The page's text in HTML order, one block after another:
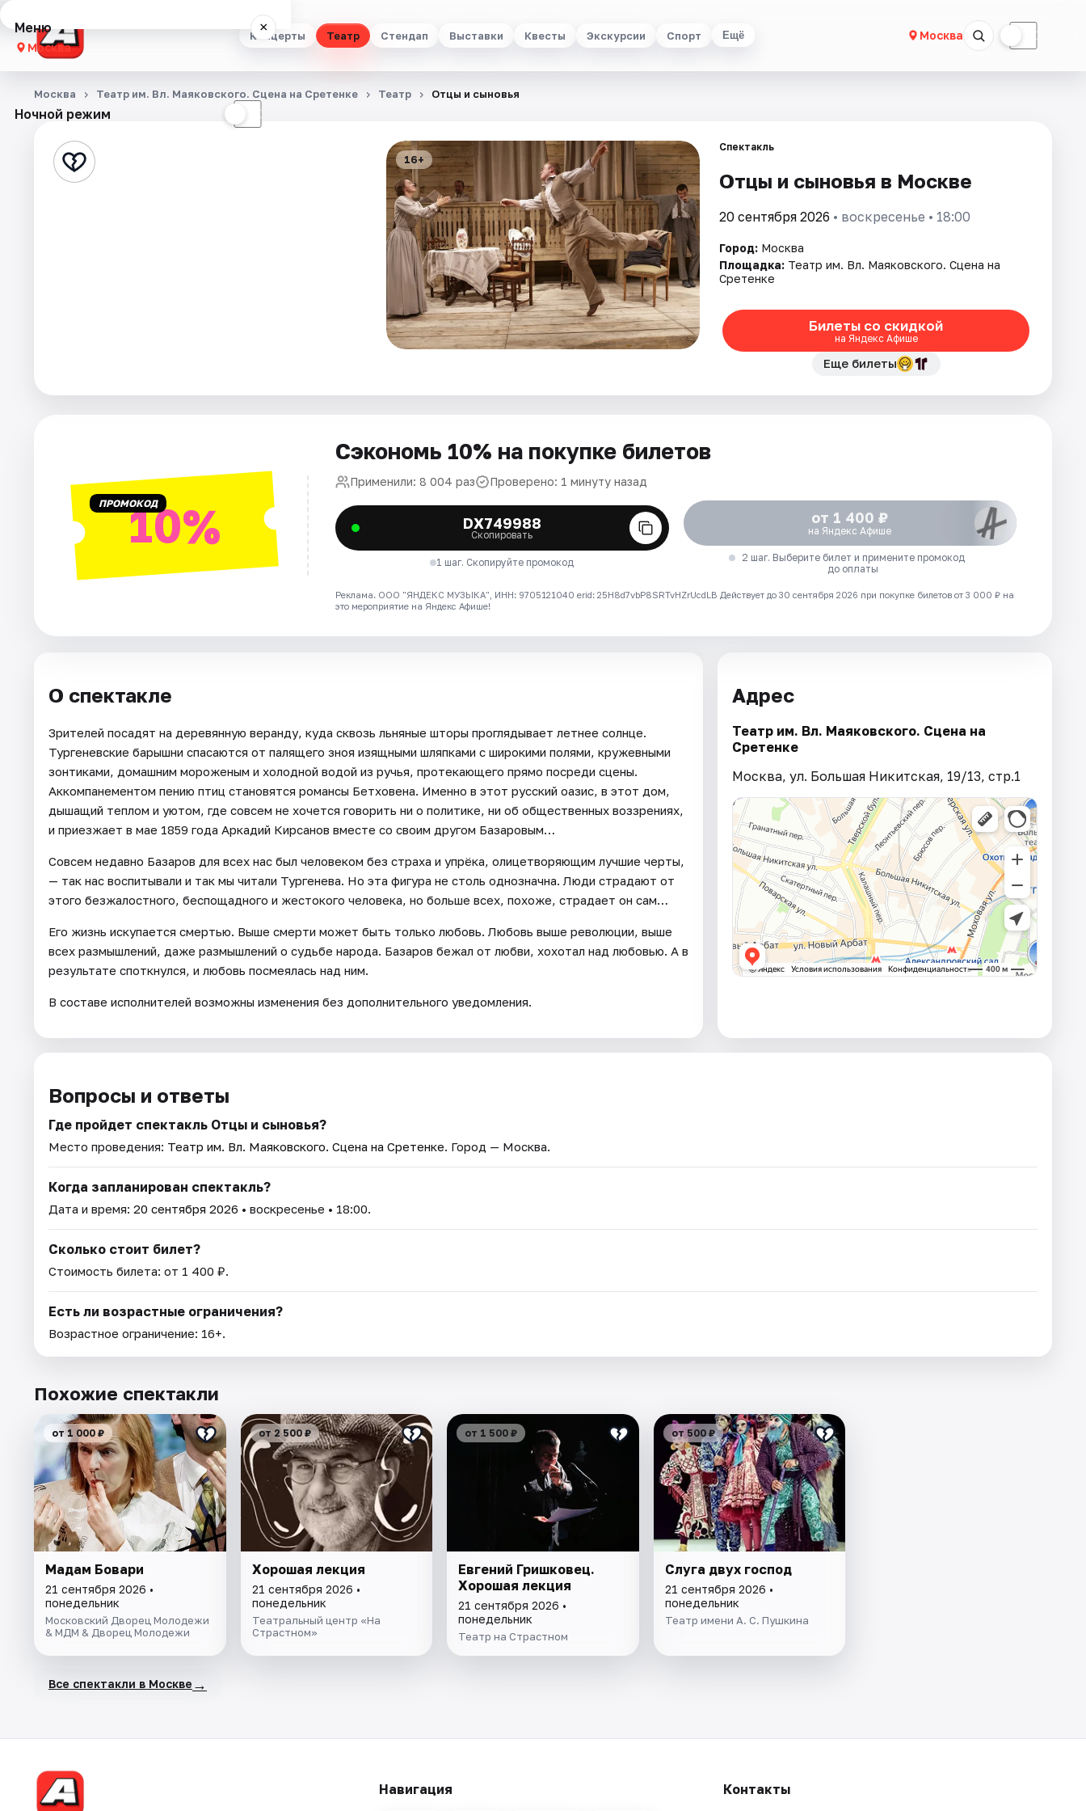
Концерты Театр Стендап Выставки Квесты Экскурсии Спорт Ещё Москва ☾
Меню ×
Москва
Концерты
Стендап
Артисты
Рейтинги
Ночной режим ☾
Москва Театр им. Вл. Маяковского. Сцена на Сретенке Театр Отцы и сыновья
16+
Спектакль
Отцы и сыновья в Москве
20 сентября 2026 • воскресенье • 18:00
Город: Москва
Площадка: Театр им. Вл. Маяковского. Сцена на
Сретенке
Билеты со скидкой
на Яндекс Афише
Еще билеты
ПРОМОКОД10%
Сэкономь 10% на покупке билетов
Применили: 8 004 раз Проверено: 1 минуту назад
DX749988
Скопировать
1 шаг. Скопируйте промокод
от 1 400 ₽
на Яндекс Афише
2 шаг. Выберите билет и примените промокод
до оплаты
Реклама. ООО "ЯНДЕКС МУЗЫКА", ИНН: 9705121040 erid: 25H8d7vbP8SRTvHZrUcdLB Действует до 30 сентября 2026 при покупке билетов от 3 000 ₽ на
это мероприятие на Яндекс Афише!
О спектакле
Зрителей посадят на деревянную веранду, куда сквозь льняные шторы проглядывает летнее солнце.
Тургеневские барышни спасаются от палящего зноя изящными шляпками с широкими полями, кружевными
зонтиками, домашним мороженым и холодной водой из ручья, протекающего прямо посреди сцены.
Аккомпанементом пению птиц становятся романсы Бетховена. Именно в этот русский оазис, в этот дом,
дышащий теплом и уютом, где совсем не хочется говорить ни о политике, ни об общественных воззрениях,
и приезжает в мае 1859 года Аркадий Кирсанов вместе со своим другом Базаровым…
Совсем недавно Базаров для всех нас был человеком без страха и упрёка, олицетворяющим лучшие черты,
— так нас воспитывали и так мы читали Тургенева. Но эта фигура не столь однозначна. Люди страдают от
этого безжалостного, беспощадного и жестокого человека, но больше всех, похоже, страдает он сам…
Его жизнь искупается смертью. Выше смерти может быть только любовь. Любовь выше революции, выше
всех размышлений, даже размышлений о судьбе народа. Базаров бежал от любви, хохотал над любовью. А в
результате споткнулся, и любовь посмеялась над ним.
В составе исполнителей возможны изменения без дополнительного уведомления.
Адрес
Театр им. Вл. Маяковского. Сцена на
Сретенке
Москва, ул. Большая Никитская, 19/13, стр.1
Вопросы и ответы
Где пройдет спектакль Отцы и сыновья?
Место проведения: Театр им. Вл. Маяковского. Сцена на Сретенке. Город — Москва.
Когда запланирован спектакль?
Дата и время: 20 сентября 2026 • воскресенье • 18:00.
Сколько стоит билет?
Стоимость билета: от 1 400 ₽.
Есть ли возрастные ограничения?
Возрастное ограничение: 16+.
Похожие спектакли
от 1 000 ₽
Мадам Бовари
21 сентября 2026 •
понедельник
Московский Дворец Молодежи
& МДМ & Дворец Молодежи
от 2 500 ₽
Хорошая лекция
21 сентября 2026 •
понедельник
Театральный центр «На
Страстном»
от 1 500 ₽
Евгений Гришковец.
Хорошая лекция
21 сентября 2026 •
понедельник
Театр на Страстном
от 500 ₽
Слуга двух господ
21 сентября 2026 •
понедельник
Театр имени А. С. Пушкина
Все спектакли в Москве →
Навигация
Контакты